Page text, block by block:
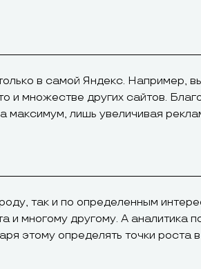
в самой Яндекс. Например,
и множестве других сайтов.
максимум, лишь увеличивая
так и по определенным
и многому другому. А аналитика
этому определять точки роста в